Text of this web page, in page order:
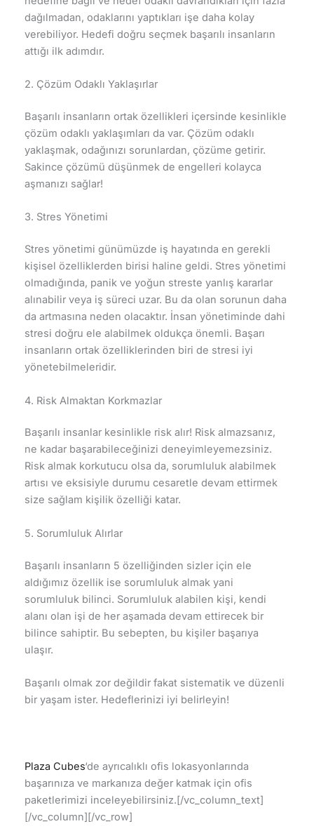
dağılmadan, odaklarını yaptıkları işe daha kolay
verebiliyor. Hedefi doğru seçmek başarılı insanların
attığı ilk adımdır.
2. Çözüm Odaklı Yaklaşırlar
Başarılı insanların ortak özellikleri içersinde kesinlikle
çözüm odaklı yaklaşımları da var. Çözüm odaklı
yaklaşmak, odağınızı sorunlardan, çözüme getirir.
Sakince çözümü düşünmek de engelleri kolayca
aşmanızı sağlar!
3. Stres Yönetimi
Stres yönetimi günümüzde iş hayatında en gerekli
kişisel özelliklerden birisi haline geldi. Stres yönetimi
olmadığında, panik ve yoğun streste yanlış kararlar
alınabilir veya iş süreci uzar. Bu da olan sorunun daha
da artmasına neden olacaktır. İnsan yönetiminde dahi
stresi doğru ele alabilmek oldukça önemli. Başarı
insanların ortak özelliklerinden biri de stresi iyi
yönetebilmeleridir.
4. Risk Almaktan Korkmazlar
Başarılı insanlar kesinlikle risk alır! Risk almazsanız,
ne kadar başarabileceğinizi deneyimleyemezsiniz.
Risk almak korkutucu olsa da, sorumluluk alabilmek
artısı ve eksisiyle durumu cesaretle devam ettirmek
size sağlam kişilik özelliği katar.
5. Sorumluluk Alırlar
Başarılı insanların 5 özelliğinden sizler için ele
aldığımız özellik ise sorumluluk almak yani
sorumluluk bilinci. Sorumluluk alabilen kişi, kendi
alanı olan işi de her aşamada devam ettirecek bir
bilince sahiptir. Bu sebepten, bu kişiler başarıya
ulaşır.
Başarılı olmak zor değildir fakat sistematik ve düzenli
bir yaşam ister. Hedeflerinizi iyi belirleyin!
Plaza Cubes‘de ayrıcalıklı ofis lokasyonlarında
başarınıza ve markanıza değer katmak için ofis
paketlerimizi inceleyebilirsiniz.[/vc_column_text]
[/vc_column][/vc_row]